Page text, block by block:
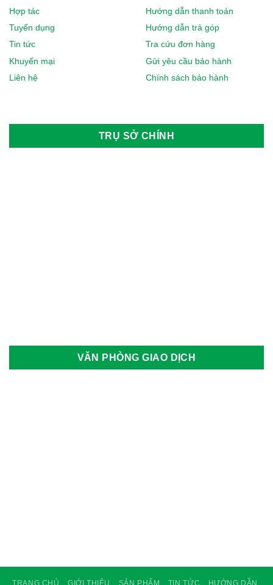
Hợp tác
Tuyển dụng
Tin tức
Khuyến mại
Liên hệ
Hướng dẫn thanh toán
Hướng dẫn trả góp
Tra cứu đơn hàng
Gửi yêu cầu bảo hành
Chính sách bảo hành
TRỤ SỞ CHÍNH
VĂN PHÒNG GIAO DỊCH
TRANG CHỦ GIỚI THIỆU SẢN PHẨM TIN TỨC HƯỚNG DẪN